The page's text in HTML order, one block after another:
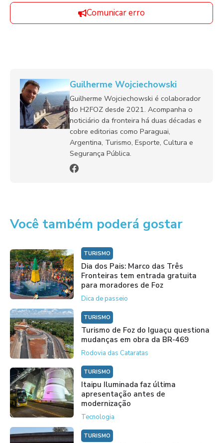
Comunicar erro
Guilherme Wojciechowski
Guilherme Wojciechowski é colaborador
do H2FOZ desde 2021. Acompanha o
noticiário da fronteira há duas décadas e
cobre editorias como Paraguai,
Argentina, Turismo, Esporte, Cultura e
Segurança Pública.
Você também poderá gostar
TURISMO
Dia dos Pais: Marco das Três
Fronteiras tem entrada gratuita
para moradores de Foz
Dica de passeio
TURISMO
Turismo de Foz do Iguaçu questiona
mudanças em obra da BR-469
Rodovia das Cataratas
TURISMO
Itaipu Iluminada faz última
apresentação antes de
modernização
Tecnologia
TURISMO